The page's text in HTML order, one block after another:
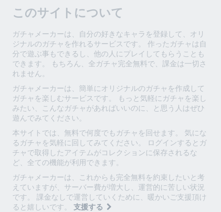
このサイトについて
ガチャメーカーは、自分の好きなキャラを登録して、オリ
ジナルのガチャを作れるサービスです。 作ったガチャは自
分で遊ぶ事もできるし、他の人にプレイしてもらうことも
できます。 もちろん、全ガチャ完全無料で、課金は一切さ
れません。
ガチャメーカーは、簡単にオリジナルのガチャを作成して
ガチャを楽しむサービスです。 もっと気軽にガチャを楽し
みたい、こんなガチャがあればいいのに、と思う人はぜひ
遊んでみてください。
本サイトでは、無料で何度でもガチャを回せます。 気にな
るガチャを気軽に回してみてください。 ログインするとガ
チャで取得したアイテムがコレクションに保存されるな
ど、全ての機能が利用できます。
ガチャメーカーは、これからも完全無料を約束したいと考
えていますが、サーバー費が増大し、運営的に苦しい状況
です。 課金なしで運営していくために、暖かいご支援頂け
ると嬉しいです。 支援する